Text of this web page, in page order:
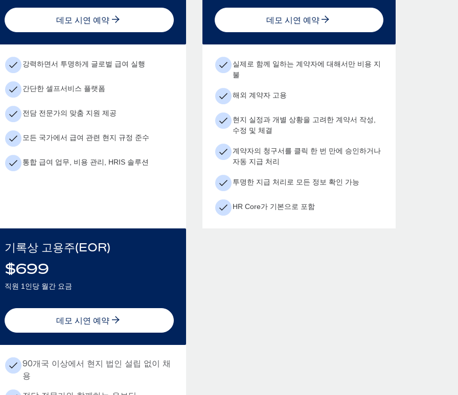
데모 시연 예약
강력하면서 투명하게 글로벌 급여 실행
간단한 셀프서비스 플랫폼
전담 전문가의 맞춤 지원 제공
모든 국가에서 급여 관련 현지 규정 준수
통합 급여 업무, 비용 관리, HRIS 솔루션
데모 시연 예약
실제로 함께 일하는 계약자에 대해서만 비용 지
불
해외 계약자 고용
현지 실정과 개별 상황을 고려한 계약서 작성,
수정 및 체결
계약자의 청구서를 클릭 한 번 만에 승인하거나
자동 지급 처리
투명한 지급 처리로 모든 정보 확인 가능
HR Core가 기본으로 포함
기록상 고용주(EOR)
$699
직원 1인당 월간 요금
데모 시연 예약
90개국 이상에서 현지 법인 설립 없이 채
용